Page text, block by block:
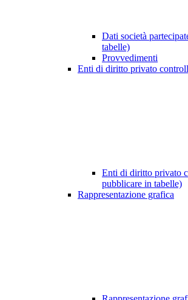
Dati società
tabelle)
Provvedimenti
Enti di diritto privato
Enti di diritto privato
pubblicare in tabelle)
Rappresentazione grafica